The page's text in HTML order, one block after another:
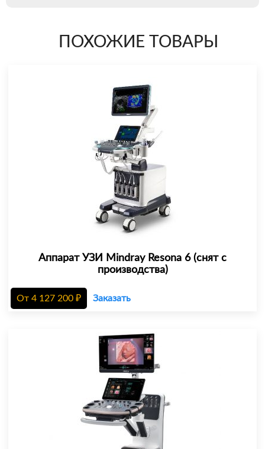
ПОХОЖИЕ ТОВАРЫ
Аппарат УЗИ Mindray Resona 6 (снят с
производства)
От 4 127 200 ₽ Заказать